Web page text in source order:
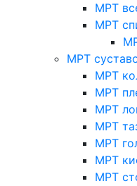
МРТ
МРТ
МРТ
МРТ
МРТ
МРТ
МРТ
МРТ
МРТ
МРТ